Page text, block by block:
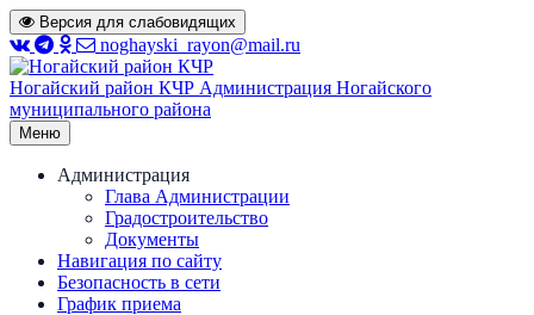
Перейти
к
содержимому
Версия для слабовидящих
noghayski_rayon@mail.ru
Ногайский район КЧР Администрация Ногайского
муниципального района
Меню
Администрация
Глава Администрации
Градостроительство
Документы
Навигация по сайту
Безопасность в сети
График приема